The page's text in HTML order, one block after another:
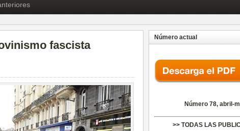
fascista
Número actual
Número 78, abril-
>> TODAS LAS